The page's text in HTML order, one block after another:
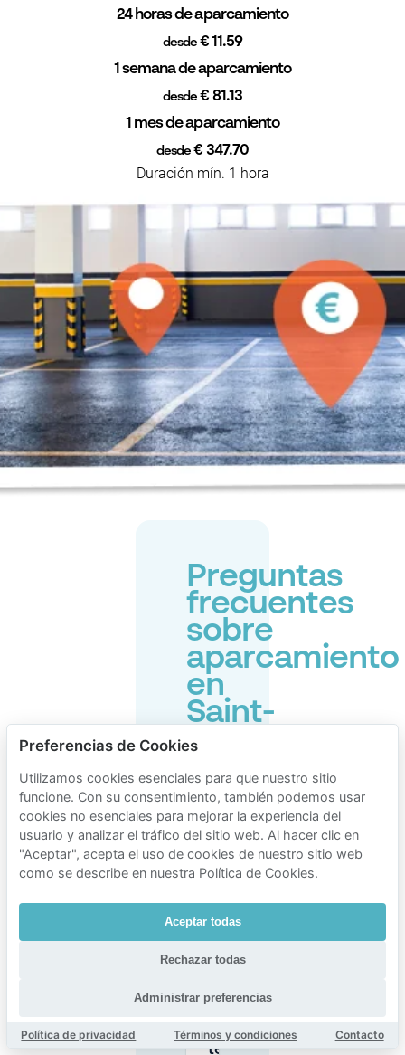
24 horas de aparcamiento
desde€ 11.59
1 semana de aparcamiento
desde € 81.13
1 mes de aparcamiento
desde € 347.70
Duración mín. 1 hora
Preguntas
frecuentes
sobre
aparcamiento
en
Saint-
Josse-
ten-
Noode
¿Cuáles son
las horas de
en la calle en
Saint-Josse-
aparcamiento
Saint-Josse-
ten-Noode?
Preferencias de Cookies
Utilizamos cookies esenciales para que nuestro sitio
funcione. Con su consentimiento, también podemos usar
cookies no esenciales para mejorar la experiencia del
usuario y analizar el tráfico del sitio web. Al hacer clic en
"Aceptar", acepta el uso de cookies de nuestro sitio web
como se describe en nuestra Política de Cookies.
Aceptar todas
Rechazar todas
Administrar preferencias
Política de privacidad Términos y condiciones Contacto